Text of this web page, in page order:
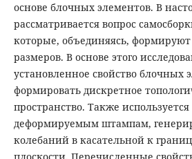
основе блочных элементов. В
рассматривается вопрос
которые, объединяясь,
размеров. В основе этого
установленное свойство блочных
формировать дискретное
пространство. Также
деформируемым штампам,
колебаний в касательной к